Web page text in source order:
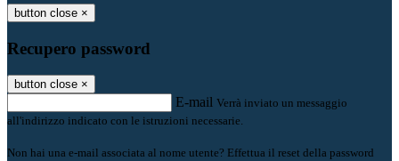
button close ×
Recupero password
button close ×
E-mail Verrà inviato un messaggio
all'indirizzo indicato con le istruzioni necessarie.
Non hai una e-mail associata al nome utente? Effettua il reset della password